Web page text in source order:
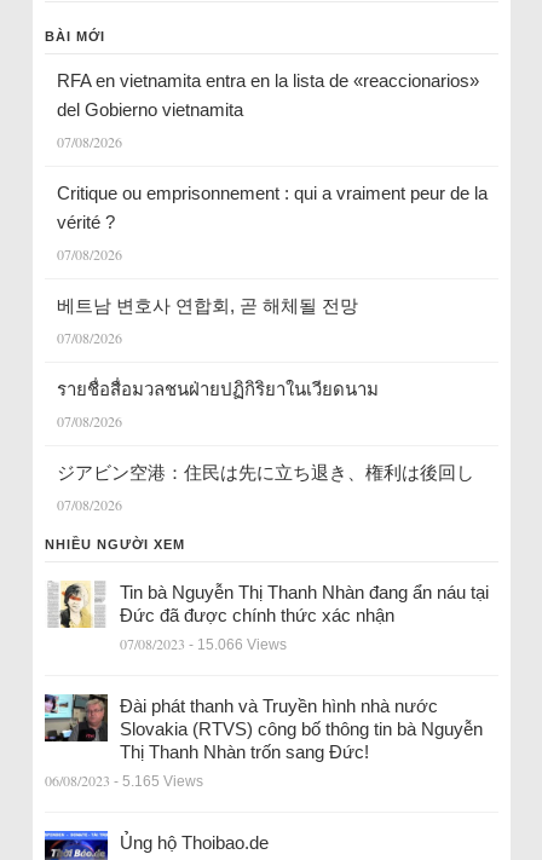
BÀI MỚI
RFA en vietnamita entra en la lista de «reaccionarios»
del Gobierno vietnamita
07/08/2026
Critique ou emprisonnement : qui a vraiment peur de la
vérité ?
07/08/2026
베트남 변호사 연합회, 곧 해체될 전망
07/08/2026
รายชื่อสื่อมวลชนฝ่ายปฏิกิริยาในเวียดนาม
07/08/2026
ジアビン空港：住民は先に立ち退き、権利は後回し
07/08/2026
NHIỀU NGƯỜI XEM
Tin bà Nguyễn Thị Thanh Nhàn đang ẩn náu tại
Đức đã được chính thức xác nhận
07/08/2023 - 15.066 Views
Đài phát thanh và Truyền hình nhà nước
Slovakia (RTVS) công bố thông tin bà Nguyễn
Thị Thanh Nhàn trốn sang Đức!
06/08/2023 - 5.165 Views
Ủng hộ Thoibao.de